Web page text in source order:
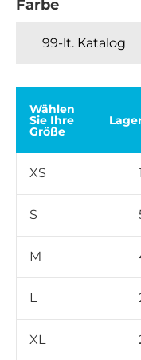
Farbe
99-lt. Katalog
Wählen
Sie Ihre
Größe
XS
S
M
L
XL